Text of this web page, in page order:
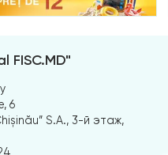
FISC.MD"
6
S.A., 3-й этаж,